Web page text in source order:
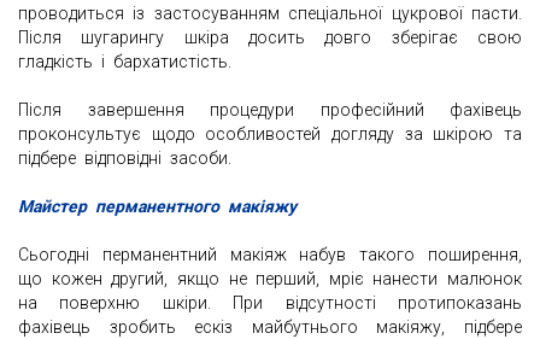
проводиться із застосуванням спеціальної цукрової пасти.
Після шугарингу шкіра досить довго зберігає свою
гладкість і бархатистість.
Після завершення процедури професійний фахівець
проконсультує щодо особливостей догляду за шкірою та
підбере відповідні засоби.
Майстер перманентного макіяжу
Сьогодні перманентний макіяж набув такого поширення,
що кожен другий, якщо не перший, мріє нанести малюнок
на поверхню шкіри. При відсутності протипоказань
фахівець зробить ескіз майбутнього макіяжу, підбере